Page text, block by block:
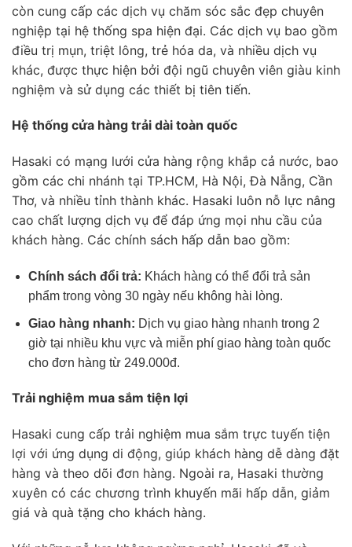
còn cung cấp các dịch vụ chăm sóc sắc đẹp chuyên
nghiệp tại hệ thống spa hiện đại. Các dịch vụ bao gồm
điều trị mụn, triệt lông, trẻ hóa da, và nhiều dịch vụ
khác, được thực hiện bởi đội ngũ chuyên viên giàu kinh
nghiệm và sử dụng các thiết bị tiên tiến.
Hệ thống cửa hàng trải dài toàn quốc
Hasaki có mạng lưới cửa hàng rộng khắp cả nước, bao
gồm các chi nhánh tại TP.HCM, Hà Nội, Đà Nẵng, Cần
Thơ, và nhiều tỉnh thành khác. Hasaki luôn nỗ lực nâng
cao chất lượng dịch vụ để đáp ứng mọi nhu cầu của
khách hàng. Các chính sách hấp dẫn bao gồm:
Chính sách đổi trả: Khách hàng có thể đổi trả sản
phẩm trong vòng 30 ngày nếu không hài lòng.
Giao hàng nhanh: Dịch vụ giao hàng nhanh trong 2
giờ tại nhiều khu vực và miễn phí giao hàng toàn quốc
cho đơn hàng từ 249.000đ.
Trải nghiệm mua sắm tiện lợi
Hasaki cung cấp trải nghiệm mua sắm trực tuyến tiện
lợi với ứng dụng di động, giúp khách hàng dễ dàng đặt
hàng và theo dõi đơn hàng. Ngoài ra, Hasaki thường
xuyên có các chương trình khuyến mãi hấp dẫn, giảm
giá và quà tặng cho khách hàng.